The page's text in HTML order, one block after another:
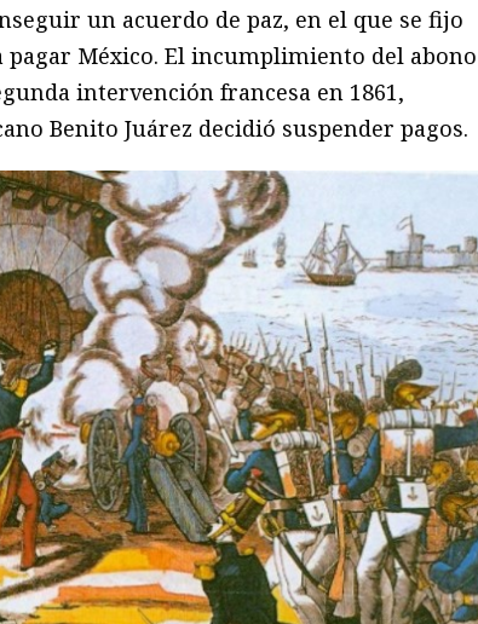
un acuerdo de paz, en el que se fijo
México. El incumplimiento del abono
intervención francesa en 1861,
Benito Juárez decidió suspender pagos.